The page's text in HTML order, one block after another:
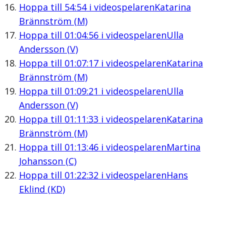
Hoppa till 54:54i videospelarenKatarina
Brännström (M)
Hoppa till 01:04:56i videospelarenUlla
Andersson (V)
Hoppa till 01:07:17i videospelarenKatarina
Brännström (M)
Hoppa till 01:09:21 i videospelarenUlla
Andersson (V)
Hoppa till 01:11:33 i videospelarenKatarina
Brännström (M)
Hoppa till 01:13:46i videospelarenMartina
Johansson (C)
Hoppa till 01:22:32 i videospelarenHans
Eklind (KD)